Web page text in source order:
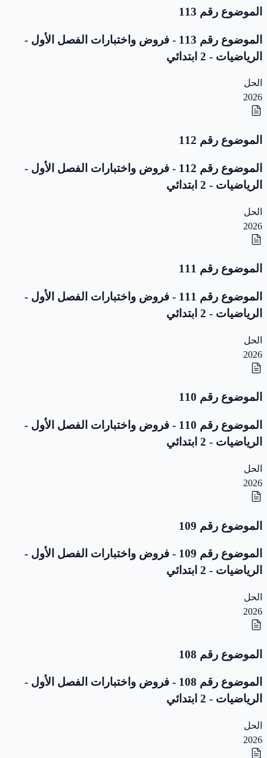
الموضوع رقم 113
الموضوع رقم 113 - فروض واختبارات الفصل الأول -
الرياضيات - 2 ابتدائي
الحل
2026
الموضوع رقم 112
الموضوع رقم 112 - فروض واختبارات الفصل الأول -
الرياضيات - 2 ابتدائي
الحل
2026
الموضوع رقم 111
الموضوع رقم 111 - فروض واختبارات الفصل الأول -
الرياضيات - 2 ابتدائي
الحل
2026
الموضوع رقم 110
الموضوع رقم 110 - فروض واختبارات الفصل الأول -
الرياضيات - 2 ابتدائي
الحل
2026
الموضوع رقم 109
الموضوع رقم 109 - فروض واختبارات الفصل الأول -
الرياضيات - 2 ابتدائي
الحل
2026
الموضوع رقم 108
الموضوع رقم 108 - فروض واختبارات الفصل الأول -
الرياضيات - 2 ابتدائي
الحل
2026